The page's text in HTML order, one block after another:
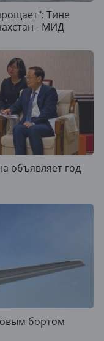
Тине
- МИД
объявляет год
бортом